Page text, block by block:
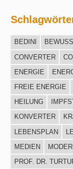
BEDINI
CONVERTER
ENERGIE
FREIE ENERGIE
HEILUNG
KONVERTER
LEBENSPLAN
MEDIEN
PROF. DR.